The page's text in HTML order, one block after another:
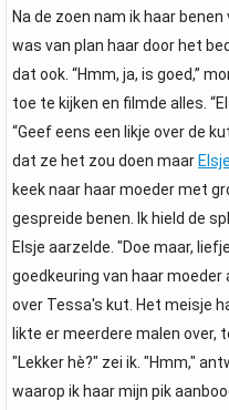
Na de zoen nam ik haar
was van plan haar door het
dat ook. “Hmm, ja, is goed,”
toe te kijken en filmde alles.
“Geef eens een likje over de
dat ze het zou doen maar Elsje
keek naar haar moeder met
gespreide benen. Ik hield de
Elsje aarzelde. "Doe maar,
goedkeuring van haar
over Tessa's kut. Het meisje
likte er meerdere malen over,
"Lekker hè?" zei ik. "Hmm,"
waarop ik haar mijn pik